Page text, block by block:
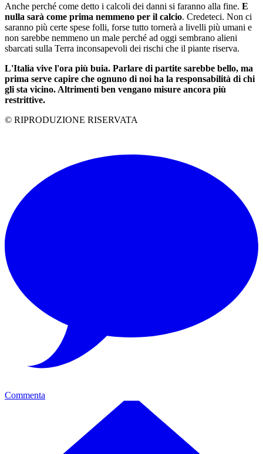
Anche perché come detto i calcoli dei danni si faranno alla fine. E
nulla sarà come prima nemmeno per il calcio. Credeteci. Non ci
saranno più certe spese folli, forse tutto tornerà a livelli più umani e
non sarebbe nemmeno un male perché ad oggi sembrano alieni
sbarcati sulla Terra inconsapevoli dei rischi che il piante riserva.
L'Italia vive l'ora più buia. Parlare di partite sarebbe bello, ma
prima serve capire che ognuno di noi ha la responsabilità di chi
gli sta vicino. Altrimenti ben vengano misure ancora più
restrittive.
© RIPRODUZIONE RISERVATA
Commenta